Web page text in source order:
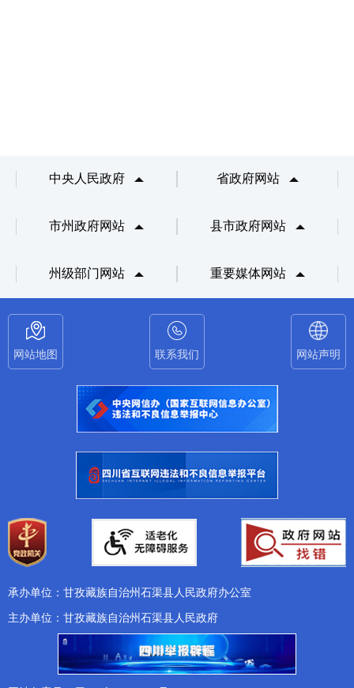
中央人民政府 省政府网站
市州政府网站 县市政府网站
州级部门网站 重要媒体网站
网站地图 联系我们 网站声明
承办单位：甘孜藏族自治州石渠县人民政府办公室
主办单位：甘孜藏族自治州石渠县人民政府